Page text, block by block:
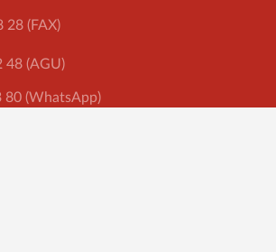
28 (FAX)
48 (AGU)
80 (WhatsApp)